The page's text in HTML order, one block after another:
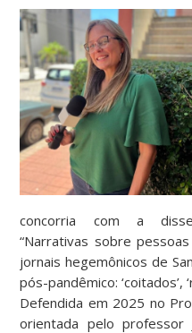
concorria com a
“Narrativas sobre
jornais hegemônicos de
pós-pandêmico: ‘coitados’,
Defendida em 2025 no
orientada pelo professor